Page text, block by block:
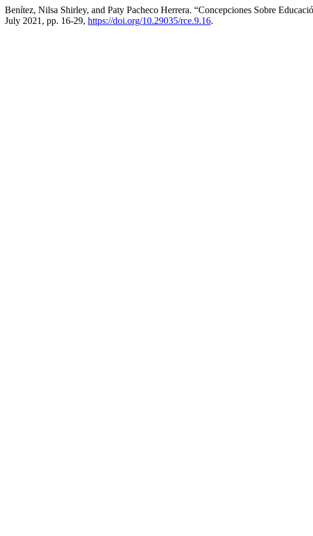
Benítez, Nilsa Shirley, and Paty Pacheco Herrera. “Concepciones Sobre
July 2021, pp. 16-29, https://doi.org/10.29035/rce.9.16.